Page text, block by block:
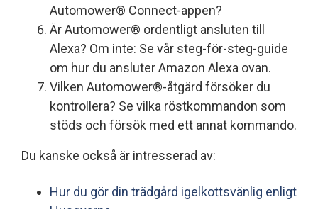
Automower® Connect-appen?
Är Automower® ordentligt ansluten till
Alexa? Om inte: Se vår steg-för-steg-guide
om hur du ansluter Amazon Alexa ovan.
Vilken Automower®-åtgärd försöker du
kontrollera? Se vilka röstkommandon som
stöds och försök med ett annat kommando.
Du kanske också är intresserad av:
Hur du gör din trädgård igelkottsvänlig enligt